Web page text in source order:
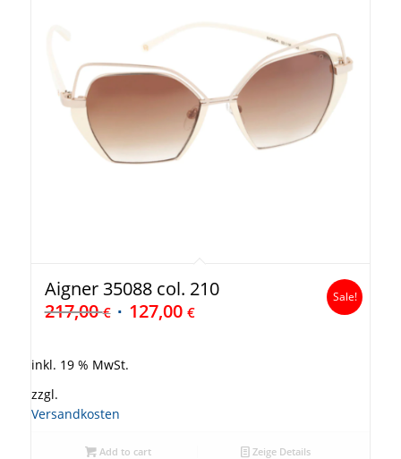
Aigner 35088 col. 210
217,00€ 127,00 €
Sale!
inkl. 19 % MwSt.
zzgl.
Versandkosten
Add to cart Zeige Details